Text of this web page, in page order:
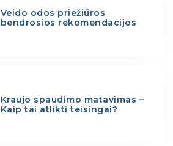
Veido odos priežiūros
bendrosios rekomendacijos
Kraujo spaudimo matavimas –
Kaip tai atlikti teisingai?